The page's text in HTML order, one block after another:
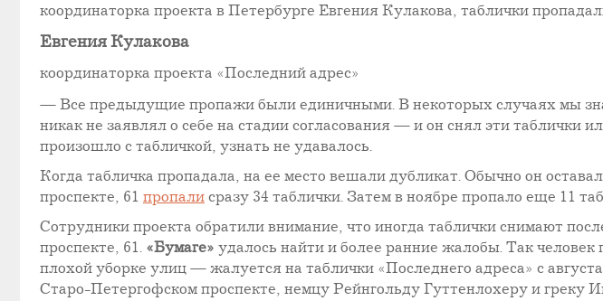
координаторка проекта в Петербурге Евгения Кулакова, таблички
Евгения Кулакова
координаторка проекта «Последний адрес»
— Все предыдущие пропажи были единичными. В некоторых случаях мы
никак не заявлял о себе на стадии согласования — и он снял эти
произошло с табличкой, узнать не удавалось.
Когда табличка пропадала, на ее место вешали дубликат. Обычно он
проспекте, 61 пропали сразу 34 таблички. Затем в ноябре пропало еще 11
Сотрудники проекта обратили внимание, что иногда таблички снимают
проспекте, 61. «Бумаге» удалось найти и более ранние жалобы. Так
плохой уборке улиц — жалуется на таблички «Последнего адреса» с
Старо-Петергофском проспекте, немцу Рейнгольду Гуттенлохеру и